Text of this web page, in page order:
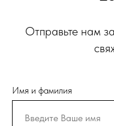
Отправьте нам
Имя и фамилия